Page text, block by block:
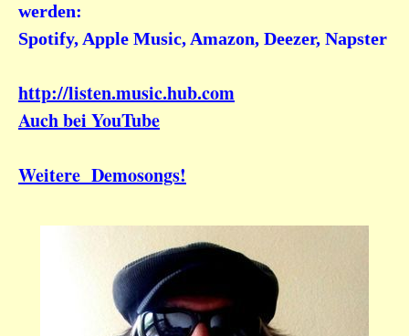
werden:
Spotify, Apple Music, Amazon, Deezer, Napster
http://listen.music.hub.com
Auch bei YouTube
Weitere Demosongs!